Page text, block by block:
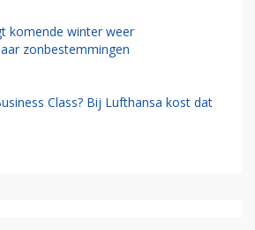
komende winter weer
zonbestemmingen
Class? Bij Lufthansa kost dat